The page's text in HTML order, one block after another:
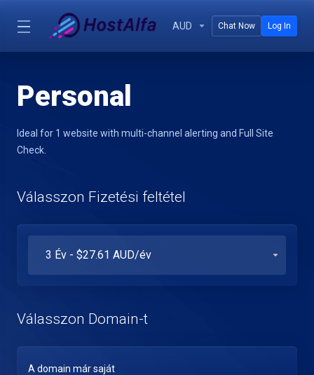
AUD Chat Now Log In
Personal
Ideal for 1 website with multi-channel alerting and Full Site
Check.
Válasszon Fizetési feltétel
Válasszon Domain-t
A domain már saját